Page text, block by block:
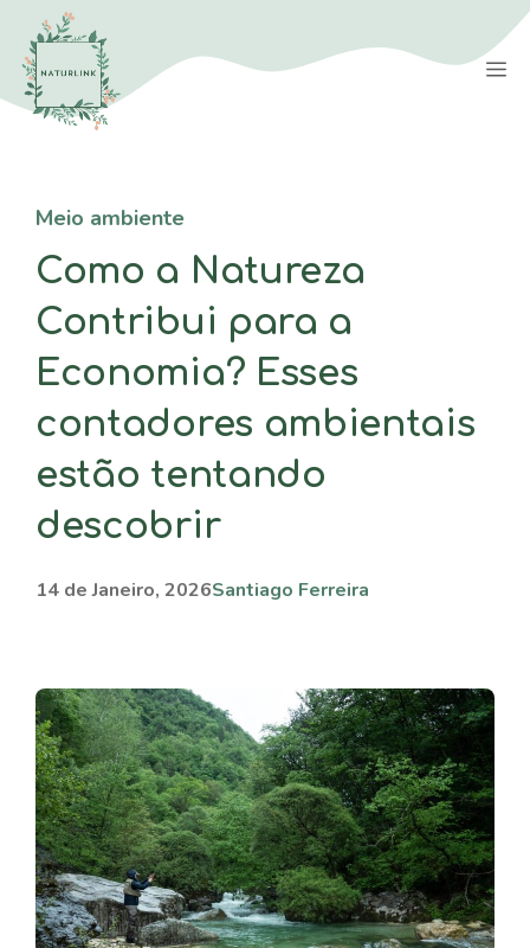
Saltar
para
conteúdo
Meio ambiente
Como a Natureza
Contribui para a
Economia? Esses
contadores ambientais
estão tentando
descobrir
14 de Janeiro, 2026Santiago Ferreira